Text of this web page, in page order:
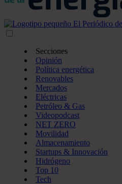
Secciones
Opinión
Política energética
Renovables
Mercados
Eléctricas
Petróleo & Gas
Videopodcast
NET ZERO
Movilidad
Almacenamiento
Startups & Innovación
Hidrógeno
Top 10
Tech